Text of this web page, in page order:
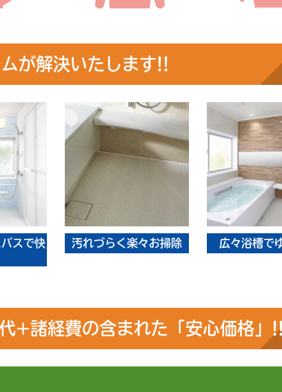
が解決いたします!!
スで快
汚れづらく楽々お掃除 広々浴槽で
+諸経費の含まれた「安心価格」